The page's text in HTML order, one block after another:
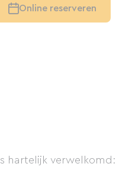
hartelijk verwelkomd:
Online reserveren